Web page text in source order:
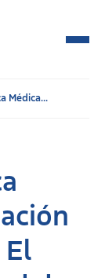
Médica...
El